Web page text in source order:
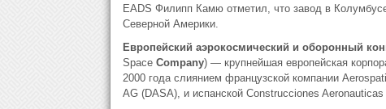
EADS Филипп Камю отметил, что завод в
Северной Америки.
Европейский аэрокосмический и оборонный
Space Company) — крупнейшая европейская
2000 года слиянием французской компании
AG (DASA), и испанской Construcciones